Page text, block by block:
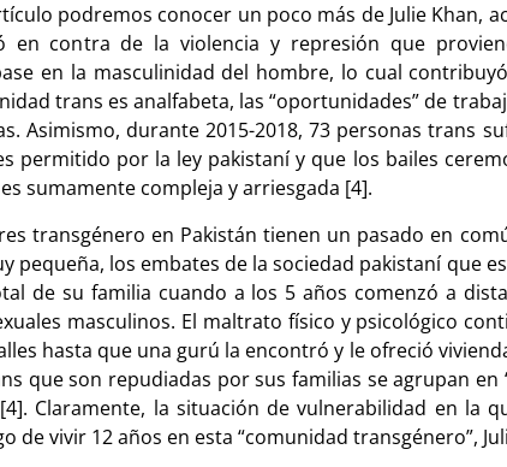
podremos conocer un poco más de Julie Khan,
en contra de la violencia y represión que
en la masculinidad del hombre, lo cual
trans es analfabeta, las “oportunidades” de
Asimismo, durante 2015-2018, 73 personas trans
permitido por la ley pakistaní y que los bailes
sumamente compleja y arriesgada [4].
transgénero en Pakistán tienen un pasado en
pequeña, los embates de la sociedad pakistaní
de su familia cuando a los 5 años comenzó a
masculinos. El maltrato físico y psicológico
hasta que una gurú la encontró y le ofreció
que son repudiadas por sus familias se agrupan
Claramente, la situación de vulnerabilidad en la
de vivir 12 años en esta “comunidad transgénero”,